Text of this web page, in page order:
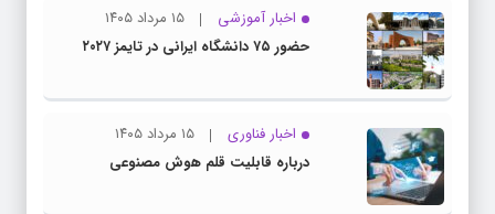
اخبار آموزشی
۱۵ مرداد ۱۴۰۵
حضور ۷۵ دانشگاه ایرانی در تایمز ۲۰۲۷
اخبار فناوری
۱۵ مرداد ۱۴۰۵
درباره قابلیت قلم هوش مصنوعی